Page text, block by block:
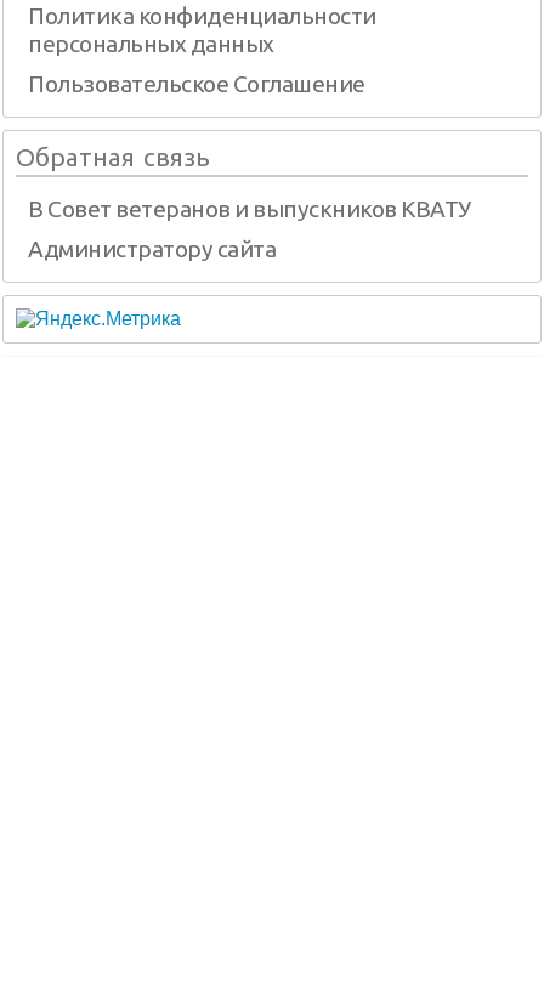
Политика конфиденциальности
персональных данных
Пользовательское Соглашение
Обратная связь
В Совет ветеранов и выпускников КВАТУ
Администратору сайта